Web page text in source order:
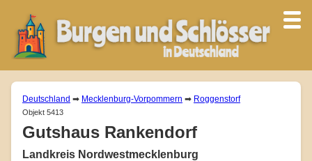
Deutschland ➡ Mecklenburg-Vorpommern ➡ Roggenstorf
Objekt 5413
Gutshaus Rankendorf
Landkreis Nordwestmecklenburg